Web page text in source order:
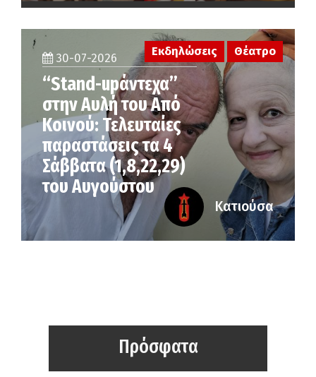
30-07-2026
“Stand-upάντεχα”
στην Αυλή του Από
Κοινού: Τελευταίες
παραστάσεις τα 4
Σάββατα (1,8,22,29)
του Αυγούστου
Εκδηλώσεις Θέατρο
Κατιούσα
Πρόσφατα